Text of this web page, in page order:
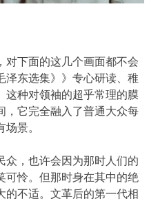
对下面的这几个画面都不会
泽东选集》》专心研读、稚
这种对领袖的超乎常理的膜
，它完全融入了普通大众每
景。
众，也许会因为那时人们的
可怜。但那时身在其中的绝
的不适。文革后的第一代相